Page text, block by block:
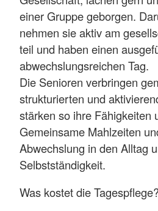
einer Gruppe geborgen.
nehmen sie aktiv am
teil und haben einen
abwechslungsreichen Tag.
Die Senioren verbringen
strukturierten und
stärken so ihre Fähigkeiten
Gemeinsame Mahlzeiten
Abwechslung in den Alltag
Selbstständigkeit.
Was kostet die